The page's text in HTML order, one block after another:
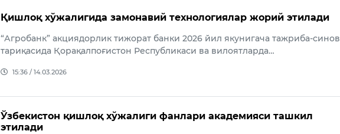
Қишлоқ хўжалигида замонавий технологиялар жорий этилади
“Агробанк” акциядорлик тижорат банки 2026 йил якунигача тажриба-синов
тариқасида Қорақалпоғистон Республикаси ва вилоятларда…
15:36 / 14.03.2026
Ўзбекистон қишлоқ хўжалиги фанлари академияси ташкил
этилади